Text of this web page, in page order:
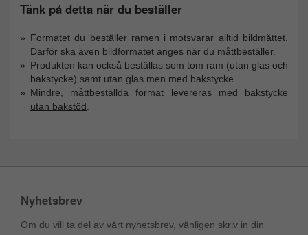
Tänk på detta när du beställer
Formatet du beställer ramen i motsvarar alltid bildmåttet.
Därför ska även bildformatet anges när du måttbeställer.
Produkten kan också beställas som tom ram (utan glas och
bakstycke) samt utan glas men med bakstycke.
Mindre, måttbeställda format levereras med bakstycke
utan bakstöd
Nyhetsbrev
Om du vill ta del av vårt nyhetsbrev, vänligen skriv in din